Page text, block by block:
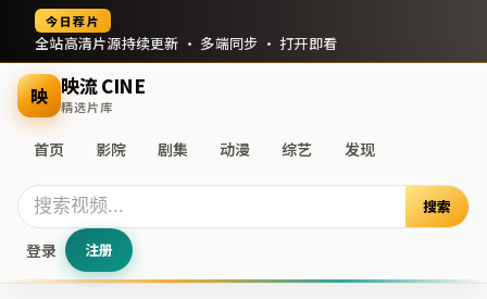
今日荐片
全站高清片源持续更新 · 多端同步 · 打开即看
映 映流 CINE
精选片库
首页 影院 剧集 动漫 综艺 发现
搜索
登录 注册